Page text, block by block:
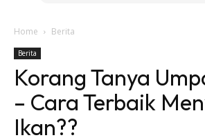
Home Berita
Berita
Korang Tanya
– Cara Terbaik
Ikan??